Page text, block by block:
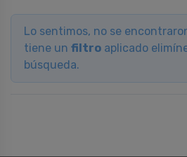
Lo sentimos, no se
tiene un filtro aplicado
búsqueda.